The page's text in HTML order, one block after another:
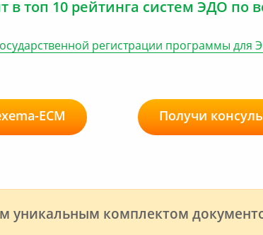
в топ 10 рейтинга систем ЭДО по
регистрации программы для
ECM Получи
уникальным комплектом